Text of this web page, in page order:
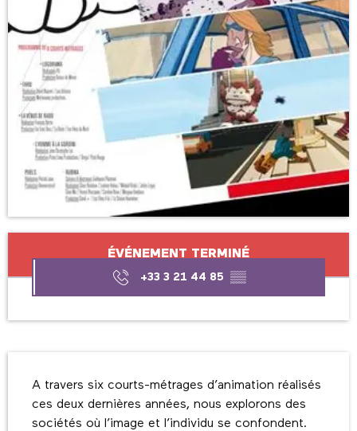
Ouverture et coordonnées
ÉVÉNEMENT TERMINÉ
+33 3 21 44 85 ▒▒
A travers six courts-métrages d’animation réalisés
ces deux dernières années, nous explorons des
sociétés où l’image et l’individu se confondent.